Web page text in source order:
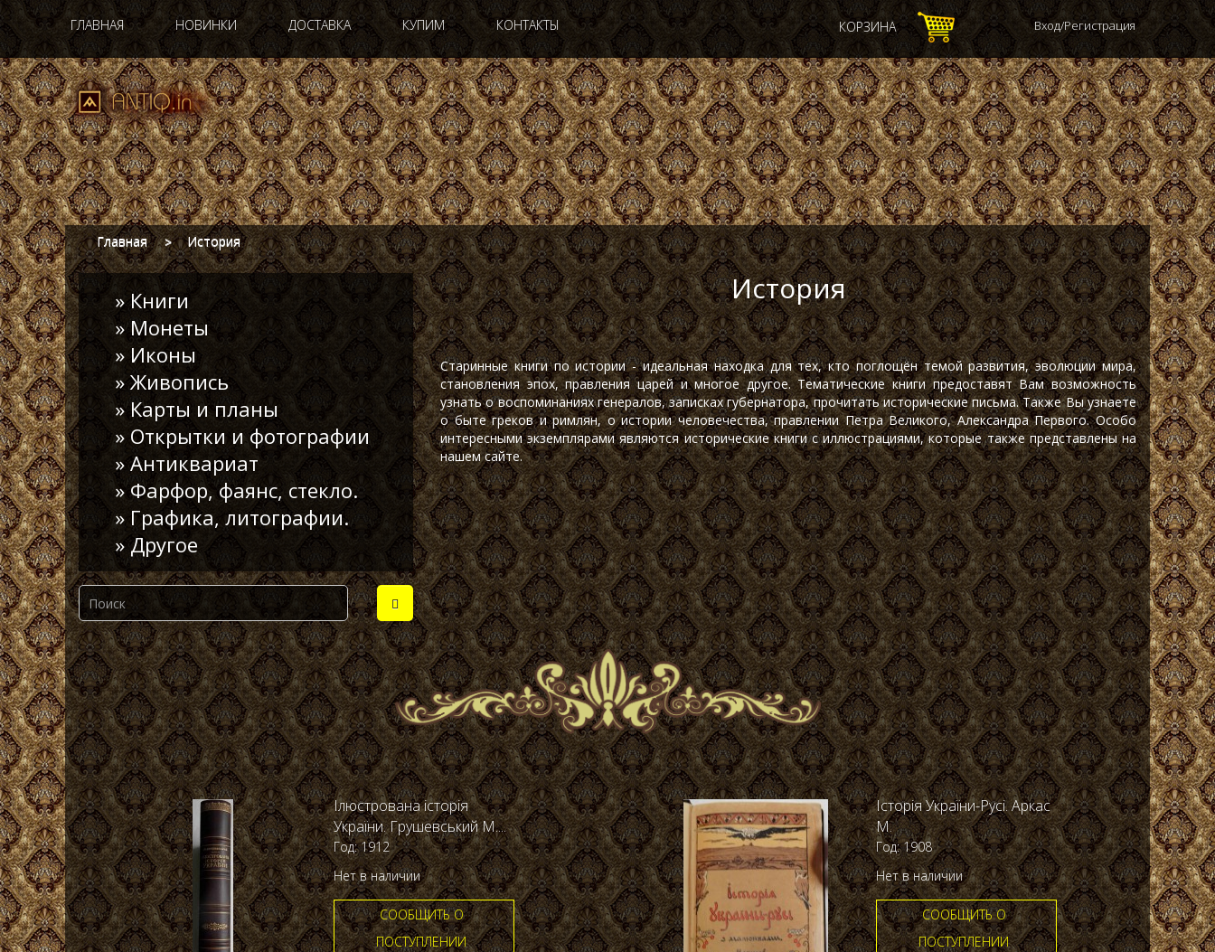
ГЛАВНАЯ НОВИНКИ ДОСТАВКА КУПИМ КОНТАКТЫ КОРЗИНА Вход/Регистрация
Главная История
» Книги
» Монеты
» Иконы
» Живопись
» Карты и планы
» Открытки и фотографии
» Антиквариат
» Фарфор, фаянс, стекло.
» Графика, литографии.
» Другое
История
Старинные книги по истории - идеальная находка для тех, кто поглощён темой развития, эволюции мира,
становления эпох, правления царей и многое другое. Тематические книги предоставят Вам возможность
узнать о воспоминаниях генералов, записках губернатора, прочитать исторические письма. Также Вы узнаете
о быте греков и римлян, о истории человечества, правлении Петра Великого, Александра Первого. Особо
интересными экземплярами являются исторические книги с иллюстрациями, которые также представлены на
нашем сайте.
Ілюстрована історія
України. Грушевський М....
Год: 1912
Нет в наличии
СООБЩИТЬ О
ПОСТУПЛЕНИИ
Історія України-Русі. Аркас
М.
Год: 1908
Нет в наличии
СООБЩИТЬ О
ПОСТУПЛЕНИИ